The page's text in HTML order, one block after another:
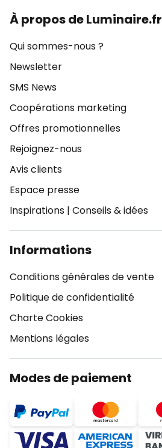
À propos de Luminaire.fr
Qui sommes-nous ?
Newsletter
SMS News
Coopérations marketing
Offres promotionnelles
Rejoignez-nous
Avis clients
Espace presse
Inspirations | Conseils & idées
Informations
Conditions générales de vente
Politique de confidentialité
Charte Cookies
Mentions légales
Modes de paiement